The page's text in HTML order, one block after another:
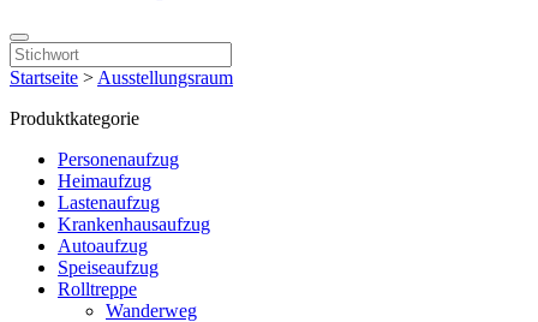
Startseite > Ausstellungsraum
Produktkategorie
Personenaufzug
Heimaufzug
Lastenaufzug
Krankenhausaufzug
Autoaufzug
Speiseaufzug
Rolltreppe
Wanderweg